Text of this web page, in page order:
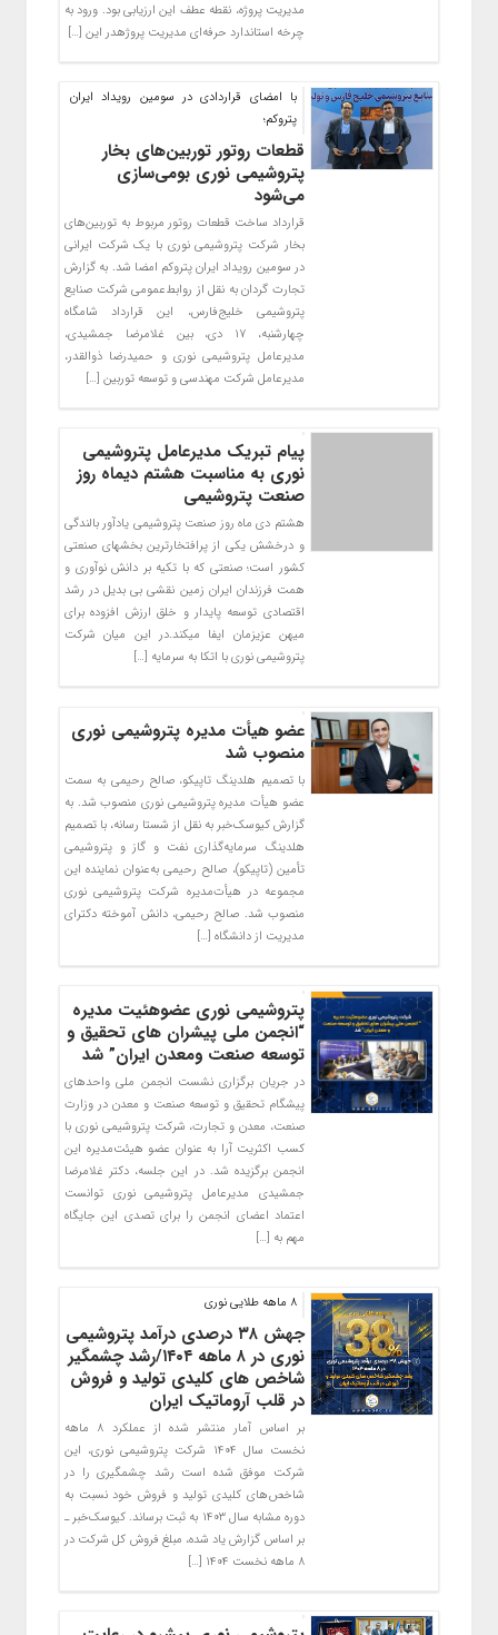
مدیریت پروژه، نقطه عطف این ارزیابی بود. ورود به
چرخه استاندارد حرفه‌ای مدیریت پروژهدر این […]
با امضای قراردادی در سومین رویداد ایران
پتروکم؛
قطعات روتور توربین‌های بخار
پتروشیمی نوری بومی‌سازی
می‌شود
قرارداد ساخت قطعات روتور مربوط به توربین‌های
بخار شرکت پتروشیمی نوری با یک شرکت ایرانی
در سومین رویداد ایران پتروکم امضا شد. به گزارش
تجارت گردان به نقل از روابط‌عمومی شرکت صنایع
پتروشیمی خلیج‌فارس، این قرارداد شامگاه
چهارشنبه، ۱۷ دی، بین غلامرضا جمشیدی،
مدیرعامل پتروشیمی نوری و حمیدرضا ذوالقدر،
مدیرعامل شرکت مهندسی و توسعه توربین […]
پیام تبریک مدیرعامل پتروشیمی
نوری به مناسبت هشتم دیماه روز
صنعت پتروشیمی
هشتم دی ماه روز صنعت پتروشیمی یادآور بالندگی
و درخشش یکی از پرافتخارترین بخشهای صنعتی
کشور است؛ صنعتی که با تکیه بر دانش نوآوری و
همت فرزندان ایران زمین نقشی بی بدیل در رشد
اقتصادی توسعه پایدار و خلق ارزش افزوده برای
میهن عزیزمان ایفا میکند.در این میان شرکت
پتروشیمی نوری با اتکا به سرمایه […]
عضو هیأت مدیره پتروشیمی نوری
منصوب شد
با تصمیم هلدینگ تاپیکو، صالح رحیمی به سمت
عضو هیأت مدیره پتروشیمی نوری منصوب شد. به
گزارش کیوسک‌خبر به نقل از شستا رسانه، با تصمیم
هلدینگ سرمایه‌گذاری نفت و گاز و پتروشیمی
تأمین (تاپیکو)، صالح رحیمی به‌عنوان نماینده این
مجموعه در هیأت‌مدیره شرکت پتروشیمی نوری
منصوب شد. صالح رحیمی، دانش آموخته دکترای
مدیریت از دانشگاه […]
پتروشیمی نوری عضوهئیت مدیره
“انجمن ملی پیشران های تحقیق و
توسعه صنعت ومعدن ایران” شد
در جریان برگزاری نشست انجمن ملی واحدهای
پیشگام تحقیق و توسعه صنعت و معدن در وزارت
صنعت، معدن و تجارت، شرکت پتروشیمی نوری با
کسب اکثریت آرا به عنوان عضو هیئت‌مدیره این
انجمن برگزیده شد. در این جلسه، دکتر غلامرضا
جمشیدی مدیرعامل پتروشیمی نوری توانست
اعتماد اعضای انجمن را برای تصدی این جایگاه
مهم به […]
۸ ماهه طلایی نوری
جهش ۳۸ درصدی درآمد پتروشیمی
نوری در ۸ ماهه ۱۴۰۴/رشد چشمگیر
شاخص های کلیدی تولید و فروش
در قلب آروماتیک ایران
بر اساس آمار منتشر شده از عملکرد ۸ ماهه
نخست سال ۱۴۰۴ شرکت پتروشیمی نوری، این
شرکت موفق شده است رشد چشمگیری را در
شاخص‌های کلیدی تولید و فروش خود نسبت به
دوره مشابه سال ۱۴۰۳ به ثبت برساند. کیوسک‌خبر ـ
بر اساس گزارش یاد شده، مبلغ فروش کل شرکت در
۸ ماهه نخست ۱۴۰۴ […]